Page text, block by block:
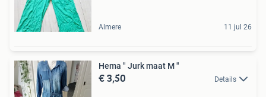
Almere 11 jul 26
Hema " Jurk maat M "
€ 3,50 Details